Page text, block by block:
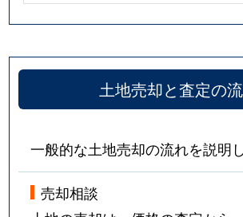
土地売却と査定の
一般的な土地売却の流れを説明し
売却相談